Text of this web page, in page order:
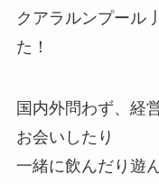
クアラルンプール
た！
国内外問わず、経
お会いしたり
一緒に飲んだり遊